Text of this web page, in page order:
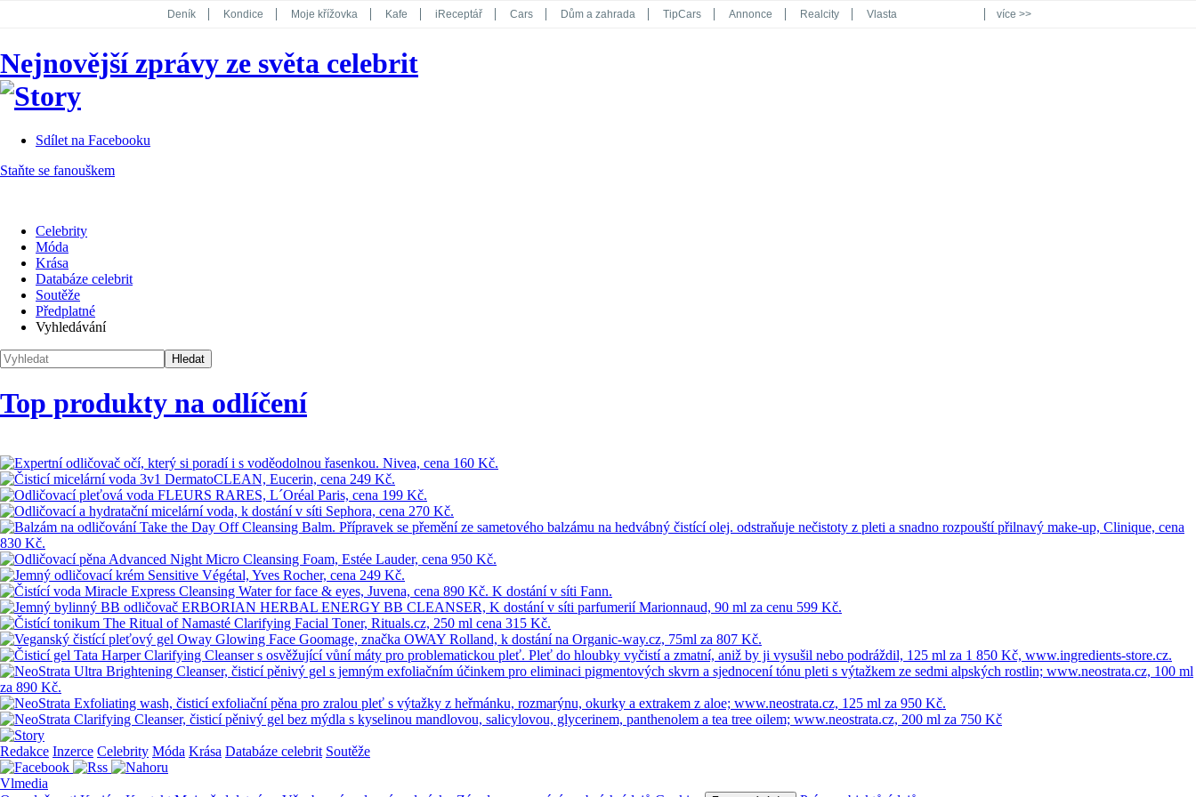
Deník Kondice Moje křížovka Kafe iReceptář Cars Dům a zahrada TipCars Annonce Realcity Vlasta
Koktejl
více >>
Nejnovější zprávy ze světa celebrit
Sdílet na Facebooku
Staňte se fanouškem
Celebrity
Móda
Krása
Databáze celebrit
Soutěže
Předplatné
Vyhledávání
Top produkty na odlíčení
Redakce Inzerce Celebrity Móda Krása Databáze celebrit Soutěže
Vlmedia